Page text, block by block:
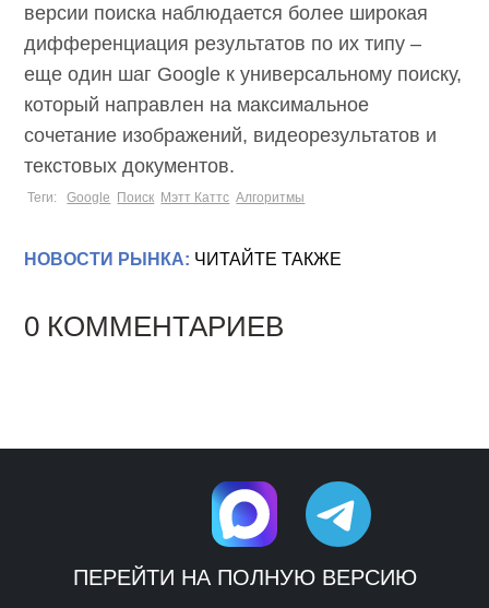
версии поиска наблюдается более широкая
дифференциация результатов по их типу –
еще один шаг Google к универсальному поиску,
который направлен на максимальное
сочетание изображений, видеорезультатов и
текстовых документов.
Теги: Google Поиск Мэтт Каттс Алгоритмы
НОВОСТИ РЫНКА: ЧИТАЙТЕ ТАКЖЕ
0 КОММЕНТАРИЕВ
ПЕРЕЙТИ НА ПОЛНУЮ ВЕРСИЮ